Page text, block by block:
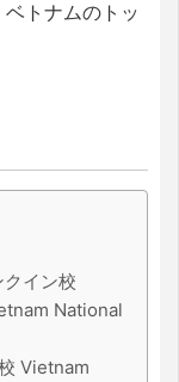
トナムのトッ
クイン校
National
Vietnam